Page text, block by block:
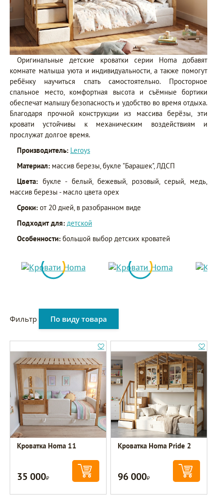
Оригинальные детские кроватки серии Homa добавят
комнате малыша уюта и индивидуальности, а также помогут
ребёнку научиться спать самостоятельно. Просторное
спальное место, комфортная высота и съёмные бортики
обеспечат малышу безопасность и удобство во время отдыха.
Благодаря прочной конструкции из массива берёзы, эти
кровати устойчивы к механическим воздействиям и
прослужат долгое время.
Производитель: Leroys
Материал: массив березы, букле "Барашек", ЛДСП
Цвета: букле - белый, бежевый, розовый, серый, медь,
массив березы - масло цвета орех
Сроки: от 20 дней, в разобранном виде
Подходит для: детской
Особенности: большой выбор детских кроватей
Фильтр По виду товара
Кроватка Homa 11
35 000Р
Кроватка Homa Pride 2
96 000Р